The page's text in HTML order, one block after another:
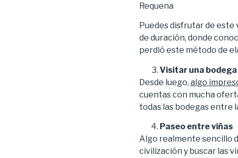
Requena
Puedes disfrutar de este
de duración, donde
perdió este método de
Visitar una bodega
Desde luego, algo
cuentas con mucha
todas las bodegas entre
Paseo entre viñas
Algo realmente sencillo
civilización y buscar las